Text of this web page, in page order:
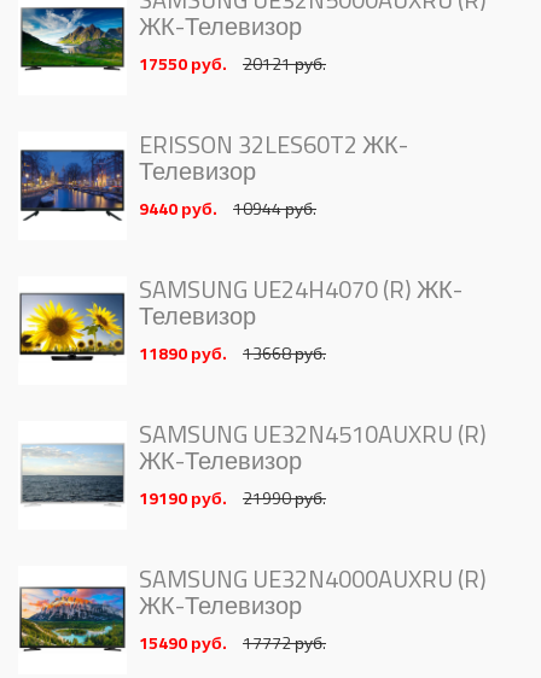
ЖК-Телевизор
17550 руб. 20121 руб.
ERISSON 32LES60T2 ЖК-
Телевизор
9440 руб. 10944 руб.
SAMSUNG UE24H4070 (R) ЖК-
Телевизор
11890 руб. 13668 руб.
SAMSUNG UE32N4510AUXRU (R)
ЖК-Телевизор
19190 руб. 21990 руб.
SAMSUNG UE32N4000AUXRU (R)
ЖК-Телевизор
15490 руб. 17772 руб.